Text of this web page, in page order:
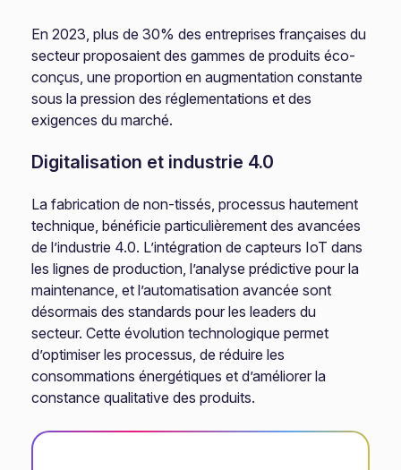
En 2023, plus de 30% des entreprises françaises du
secteur proposaient des gammes de produits éco-
conçus, une proportion en augmentation constante
sous la pression des réglementations et des
exigences du marché.
Digitalisation et industrie 4.0
La fabrication de non-tissés, processus hautement
technique, bénéficie particulièrement des avancées
de l’industrie 4.0. L’intégration de capteurs IoT dans
les lignes de production, l’analyse prédictive pour la
maintenance, et l’automatisation avancée sont
désormais des standards pour les leaders du
secteur. Cette évolution technologique permet
d’optimiser les processus, de réduire les
consommations énergétiques et d’améliorer la
constance qualitative des produits.